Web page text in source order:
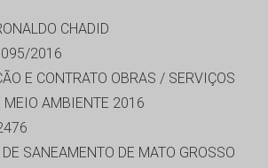
CHADID
2016
E CONTRATO OBRAS / SERVIÇOS
MEIO AMBIENTE 2016
SANEAMENTO DE MATO GROSSO